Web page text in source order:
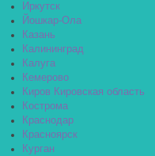
Иркутск
Йошкар-Ола
Казань
Калининград
Калуга
Кемерово
Киров Кировская область
Кострома
Краснодар
Красноярск
Курган